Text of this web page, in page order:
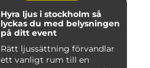
Hyra ljus i stockholm så
lyckas du med belysningen
på ditt event
Rätt ljussättning förvandlar
ett vanligt rum till en